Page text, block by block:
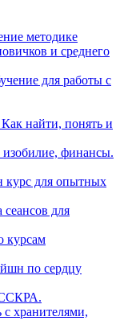
методике
и среднего
для работы с
найти, понять и
финансы.
курс для опытных
сеансов для
курсам
по сердцу
с хранителями,